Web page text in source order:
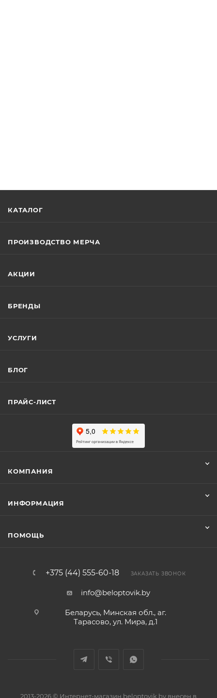
КАТАЛОГ
ПРОИЗВОДСТВО МЕРЧА
АКЦИИ
БРЕНДЫ
УСЛУГИ
БЛОГ
ПРАЙС-ЛИСТ
КОМПАНИЯ
ИНФОРМАЦИЯ
ПОМОЩЬ
+375 (44) 555-60-18 ЗАКАЗАТЬ ЗВОНОК
info@beloptovik.by
Беларусь, Минская обл., аг.
Тарасово, ул. Мира, д.1
2013-2026 © Интернет-магазин beloptovik.by внесен в